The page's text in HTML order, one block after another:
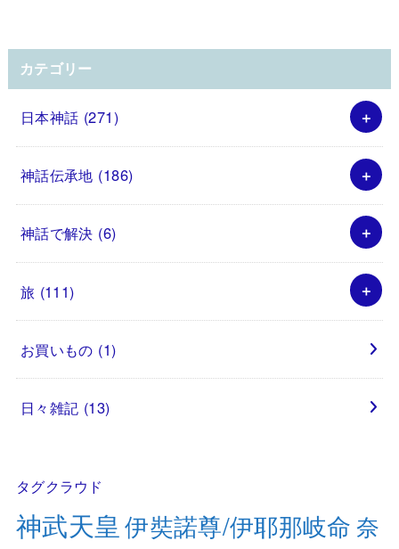
カテゴリー
日本神話 (271)
神話伝承地 (186)
神話で解決 (6)
旅 (111)
お買いもの (1)
日々雑記 (13)
タグクラウド
神武天皇 伊奘諾尊/伊耶那岐命 奈